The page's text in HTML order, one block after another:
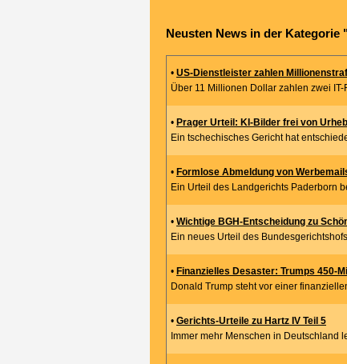
Neusten News in der Kategorie
• US-Dienstleister zahlen
Über 11 Millionen Dollar zahlen zwei
• Prager Urteil: KI-Bilder frei von
Ein tschechisches Gericht hat
• Formlose Abmeldung von
Ein Urteil des Landgerichts Paderborn
• Wichtige BGH-Entscheidung zu
Ein neues Urteil des
• Finanzielles Desaster: Trumps 450-
Donald Trump steht vor einer
• Gerichts-Urteile zu Hartz IV Teil 5
Immer mehr Menschen in Deutschland